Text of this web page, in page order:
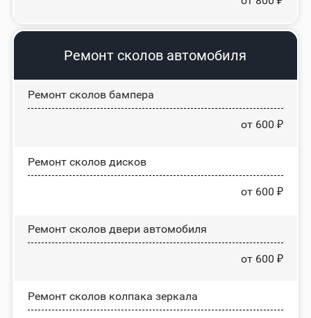
Ремонт сколов автомобиля
Ремонт сколов бампера
от 600 ₽
Ремонт сколов дисков
от 600 ₽
Ремонт сколов двери автомобиля
от 600 ₽
Ремонт сколов колпака зеркала